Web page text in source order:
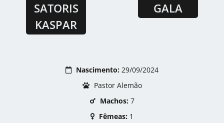
SATORIS
KASPAR
GALA
Nascimento: 29/09/2024
Pastor Alemão
Machos:7
Fêmeas: 1